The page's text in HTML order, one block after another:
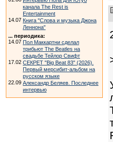
канала The Rest is
Entertainment
14.07 Книга "Слова и музыка Джона
Леннона"
... периодика:
14.07 Пол Маккартни сделал
трибьют The Beatles на
свадьбе Тейлор Свифт
17.02 СЕКРЕТ "Big Beat 83" (2026).
Первый мерсибит-альбом на
русском языке
22.09 Александр Беляев. Последнее
интервью